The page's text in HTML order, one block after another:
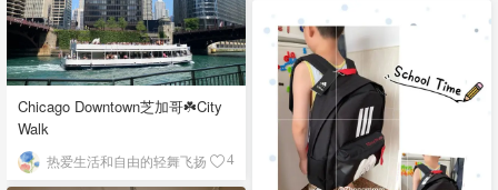
Chicago Downtown芝加哥☘️City
Walk
热爱生活和自由的轻舞飞扬 4